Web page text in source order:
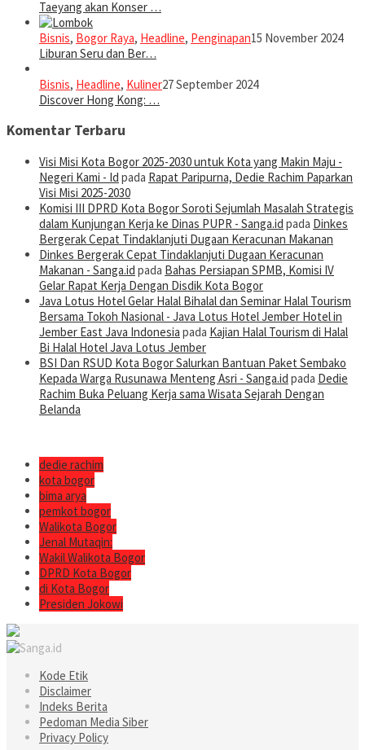
Taeyang akan Konser …
Bisnis, Bogor Raya, Headline, Penginapan15 November 2024
Liburan Seru dan Ber…
Bisnis, Headline, Kuliner27 September 2024
Discover Hong Kong: …
Komentar Terbaru
Visi Misi Kota Bogor 2025-2030 untuk Kota yang Makin Maju -
Negeri Kami - Id pada Rapat Paripurna, Dedie Rachim Paparkan
Visi Misi 2025-2030
Komisi III DPRD Kota Bogor Soroti Sejumlah Masalah Strategis
dalam Kunjungan Kerja ke Dinas PUPR - Sanga.id pada Dinkes
Bergerak Cepat Tindaklanjuti Dugaan Keracunan Makanan
Dinkes Bergerak Cepat Tindaklanjuti Dugaan Keracunan
Makanan - Sanga.id pada Bahas Persiapan SPMB, Komisi IV
Gelar Rapat Kerja Dengan Disdik Kota Bogor
Java Lotus Hotel Gelar Halal Bihalal dan Seminar Halal Tourism
Bersama Tokoh Nasional - Java Lotus Hotel Jember Hotel in
Jember East Java Indonesia pada Kajian Halal Tourism di Halal
Bi Halal Hotel Java Lotus Jember
BSI Dan RSUD Kota Bogor Salurkan Bantuan Paket Sembako
Kepada Warga Rusunawa Menteng Asri - Sanga.id pada Dedie
Rachim Buka Peluang Kerja sama Wisata Sejarah Dengan
Belanda
dedie rachim
kota bogor
bima arya
pemkot bogor
Walikota Bogor
Jenal Mutaqin:
Wakil Walikota Bogor
DPRD Kota Bogor
di Kota Bogor
Presiden Jokowi
Kode Etik
Disclaimer
Indeks Berita
Pedoman Media Siber
Privacy Policy